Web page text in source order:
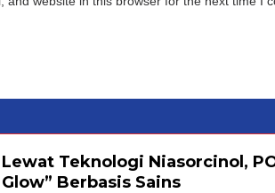
Lewat Teknologi Niasorcinol,
Glow” Berbasis Sains